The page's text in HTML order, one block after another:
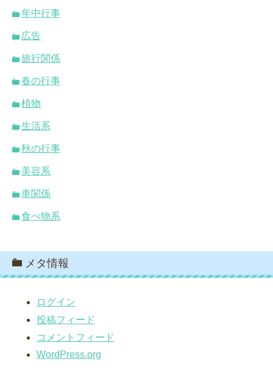
年中行事
広告
旅行関係
春の行事
植物
生活系
秋の行事
美容系
車関係
食べ物系
メタ情報
ログイン
投稿フィード
コメントフィード
WordPress.org